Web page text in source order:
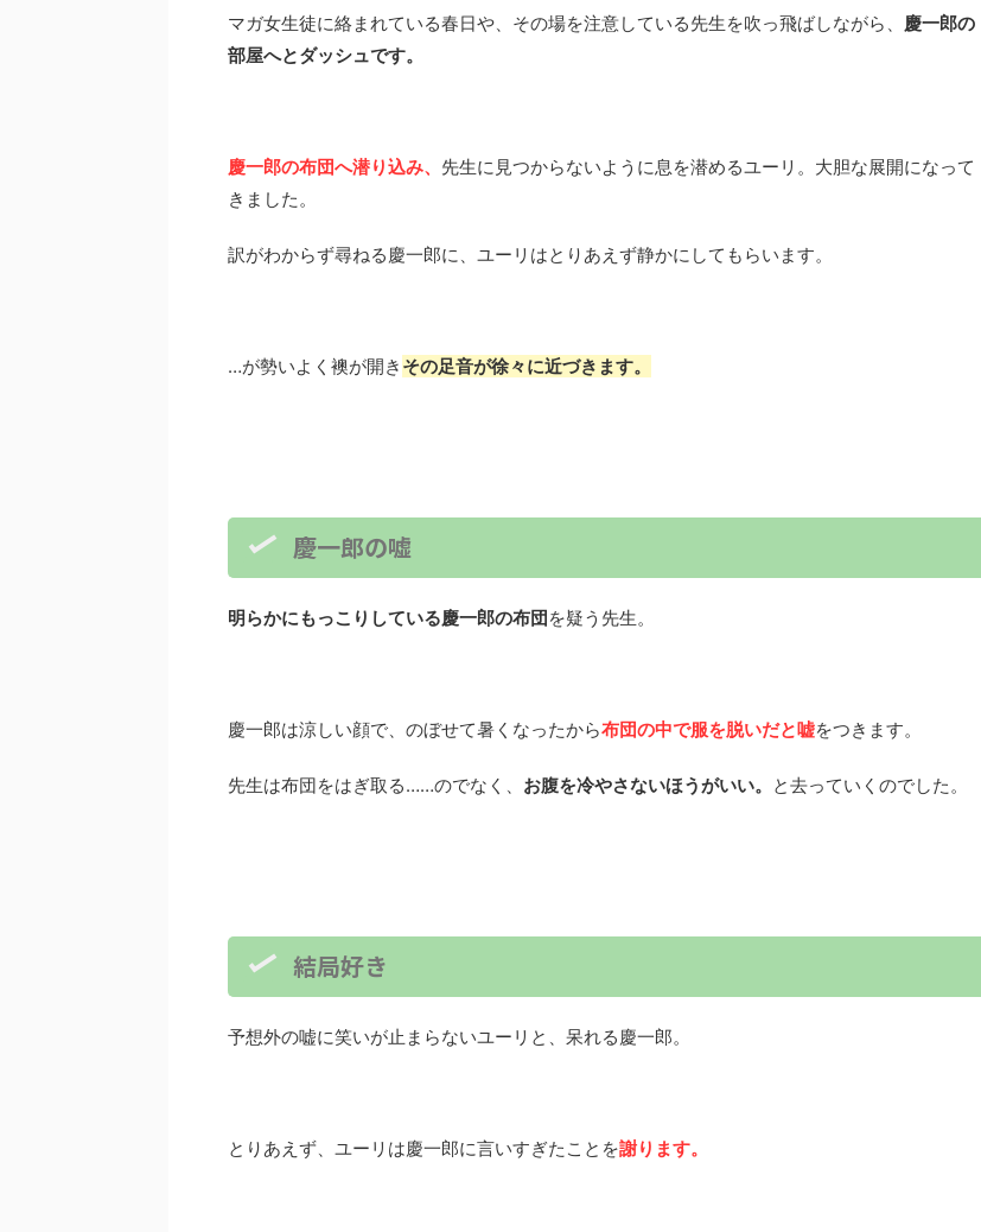
マガ女生徒に絡まれている春日や、その場を注意している先生を吹っ飛ばしながら、 慶一郎の
部屋へとダッシュです。
慶一郎の布団へ潜り込み、 先生に見つからないように息を潜めるユーリ。大胆な展開になって
きました。
訳がわからず尋ねる慶一郎に、ユーリはとりあえず静かにしてもらいます。
…が勢いよく襖が開き その足音が徐々に近づきます。
慶一郎の嘘
明らかにもっこりしている慶一郎の布団を疑う先生。
慶一郎は涼しい顔で、のぼせて暑くなったから布団の中で服を脱いだと嘘をつきます。
先生は布団をはぎ取る……のでなく、 お腹を冷やさないほうがいい。 と去っていくのでした。
結局好き
予想外の嘘に笑いが止まらないユーリと、呆れる慶一郎。
とりあえず、ユーリは慶一郎に言いすぎたことを謝ります。